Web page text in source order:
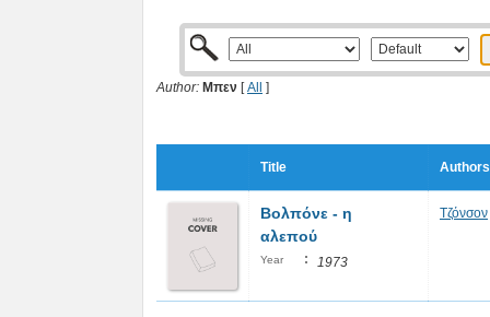
Author: Μπεν [All ]
Title
Βολπόνε - η
αλεπού
Year : 1973
Τζόνσον